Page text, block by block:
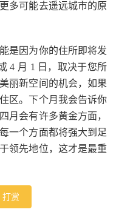
多可能去遥远城市的原
是因为你的住所即将发
4 月 1 日，取决于您所
丽新空间的机会，如果
区。下个月我会告诉你
月会有许多黄金方面，
一个方面都将强大到足
领先地位，这才是最重
打赏